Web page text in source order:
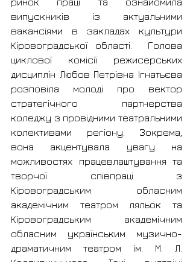
випускників із актуальними
вакансіями в закладах культури
Кіровоградської області.  Голова
циклової комісії режисерських
дисциплін Любов Петрівна Ігнатьєва
розповіла молоді про вектор
стратегічного партнерства
коледжу з провідними театральними
колективами регіону. Зокрема,
вона акцентувала увагу на
можливостях працевлаштування та
творчої співпраці з
Кіровоградським обласним
академічним театром ляльок та
Кіровоградським академічним
обласним українським музично-
драматичним театром ім. М. Л.
Кропивницького. Такі зустрічі